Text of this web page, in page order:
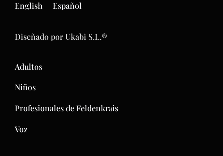
English Español
Diseñado por Ukabi S.L.®
Adultos
Niños
Profesionales de Feldenkrais
Voz